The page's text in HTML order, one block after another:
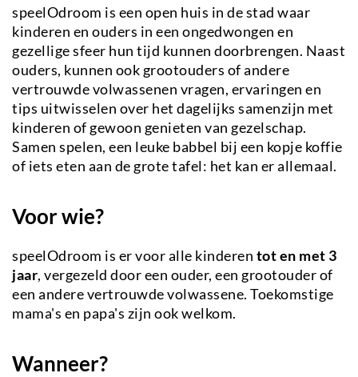
speelOdroom is een open huis in de stad waar
kinderen en ouders in een ongedwongen en
gezellige sfeer hun tijd kunnen doorbrengen. Naast
ouders, kunnen ook grootouders of andere
vertrouwde volwassenen vragen, ervaringen en
tips uitwisselen over het dagelijks samenzijn met
kinderen of gewoon genieten van gezelschap.
Samen spelen, een leuke babbel bij een kopje koffie
of iets eten aan de grote tafel: het kan er allemaal.
Voor wie?
speelOdroom is er voor alle kinderen tot en met 3
jaar, vergezeld door een ouder, een grootouder of
een andere vertrouwde volwassene. Toekomstige
mama's en papa's zijn ook welkom.
Wanneer?